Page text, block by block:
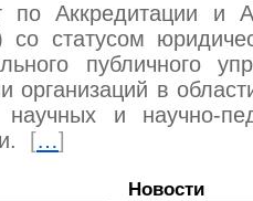
по Аккредитации и
со статусом
публичного
организаций в
и научно-
[…]
Новости